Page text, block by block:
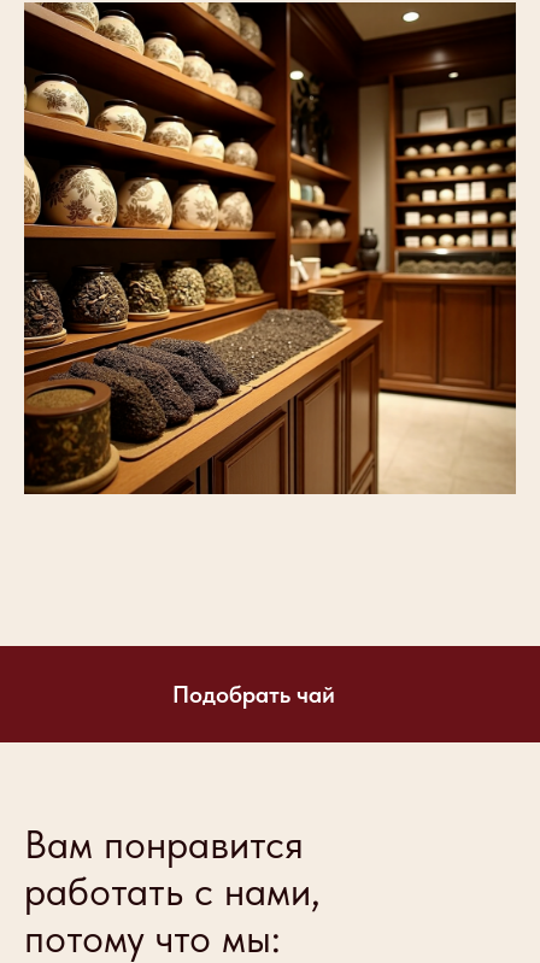
Подобрать чай
Вам понравится
работать с нами,
потому что мы: